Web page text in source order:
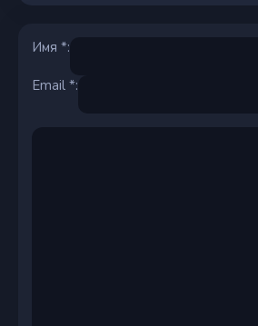
Имя *:
Email *: